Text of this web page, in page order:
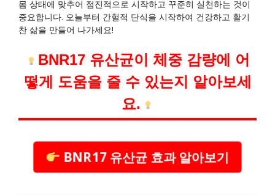
몸 상태에 맞추어 점진적으로 시작하고 꾸준히 실천하는 것이
중요합니다. 오늘부터 간헐적 단식을 시작하여 건강하고 활기
찬 삶을 만들어 나가세요!
BNR17 유산균이 체중 감량에 어
떻게 도움을 줄 수 있는지 알아보세
요.
BNR17 유산균 효과 알아보기